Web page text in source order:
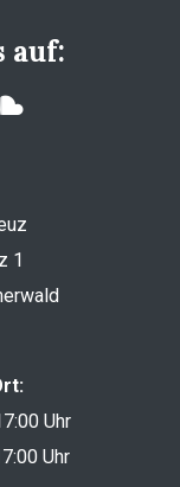
auf:
1
Uhr
Uhr